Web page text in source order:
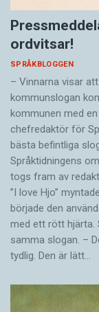
ordvitsar!
SPRÅKBLOGGEN
– Vinnarna visar
kommunslogan
kommunen med
chefredaktör för
bästa befintliga
Språktidningens
togs fram av
”I love Hjo”
började den
med ett rött hjärta.
samma slogan. –
tydlig. Den är lätt…